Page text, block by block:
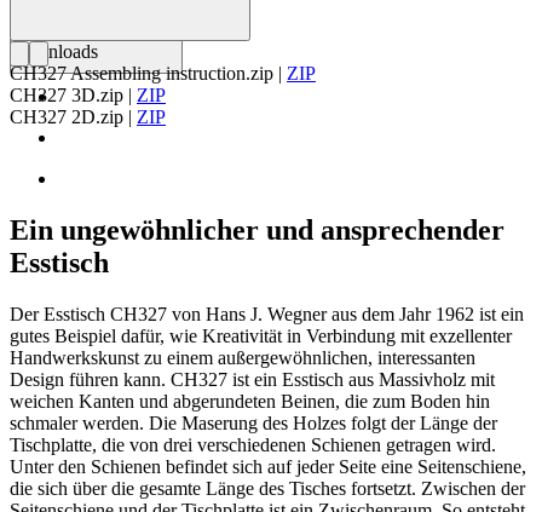
Downloads
CH327 Assembling instruction.zip | ZIP
CH327 3D.zip | ZIP
CH327 2D.zip | ZIP
Ein ungewöhnlicher und ansprechender
Esstisch
Der Esstisch CH327 von Hans J. Wegner aus dem Jahr 1962 ist ein
gutes Beispiel dafür, wie Kreativität in Verbindung mit exzellenter
Handwerkskunst zu einem außergewöhnlichen, interessanten
Design führen kann. CH327 ist ein Esstisch aus Massivholz mit
weichen Kanten und abgerundeten Beinen, die zum Boden hin
schmaler werden. Die Maserung des Holzes folgt der Länge der
Tischplatte, die von drei verschiedenen Schienen getragen wird.
Unter den Schienen befindet sich auf jeder Seite eine Seitenschiene,
die sich über die gesamte Länge des Tisches fortsetzt. Zwischen der